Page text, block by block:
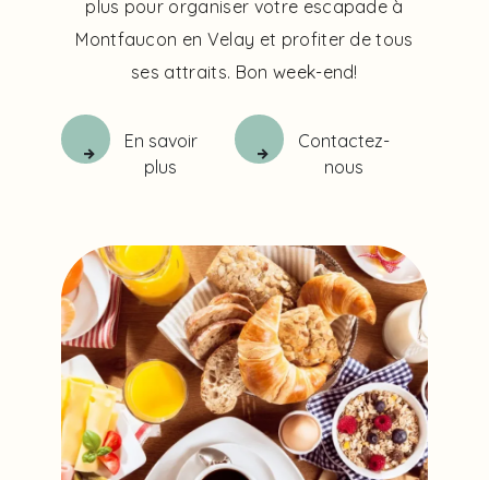
plus pour organiser votre escapade à
Montfaucon en Velay et profiter de tous
ses attraits. Bon week-end!
En savoir
plus
Contactez-
nous